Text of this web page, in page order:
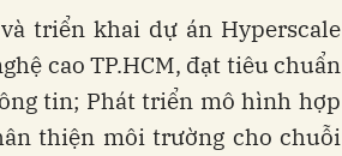
triển khai dự án Hyperscale
cao TP.HCM, đạt tiêu chuẩn
tin; Phát triển mô hình hợp
thiện môi trường cho chuỗi